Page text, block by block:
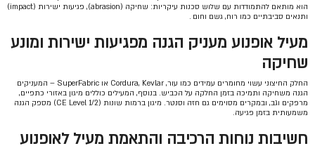
הוא מותאם להתמודדות עם שלוש סכנות עיקריות: שחיקה (abrasion), פגיעות ישירות (impact)
ותנאים סביבתיים כמו רוח, גשם וחום .
מעיל אופנוע מעניק הגנה מפגיעות ישירות ומונע
שחיקה
החלק החיצוני עשוי מחומרים עמידים כמו עור, Cordura, Kevlar או SuperFabric – המעניקים
הגנה משחיקה ותמיכה בזמן החלקה על הכביש. בנוסף, המעילים כוללים מיגון באזורי כתפיים,
מרפקים וגב, ובמקרים מסוימים גם חזה וסנטר. מיגון ברמות שונות (CE Level 1/2) מספק הגנה
משמעותית בזמן פגיעה.
חשיבות נוחות הרכיבה והתאמת מעיל לאופנוע